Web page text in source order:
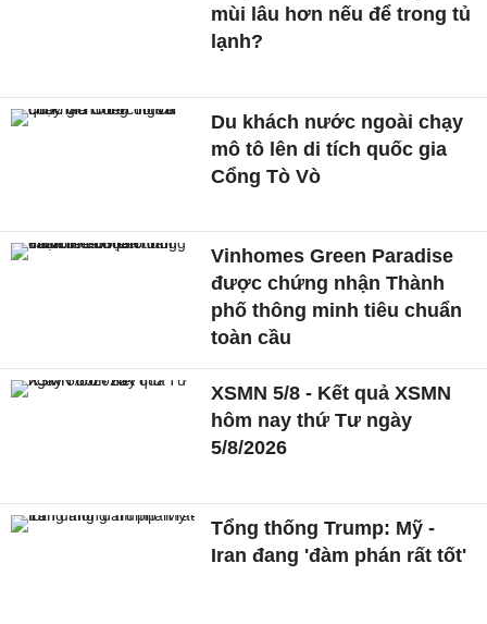
mùi lâu hơn nếu để trong tủ
lạnh?
Du khách nước ngoài chạy
mô tô lên di tích quốc gia
Cổng Tò Vò
Vinhomes Green Paradise
được chứng nhận Thành
phố thông minh tiêu chuẩn
toàn cầu
XSMN 5/8 - Kết quả XSMN
hôm nay thứ Tư ngày
5/8/2026
Tổng thống Trump: Mỹ -
Iran đang 'đàm phán rất tốt'